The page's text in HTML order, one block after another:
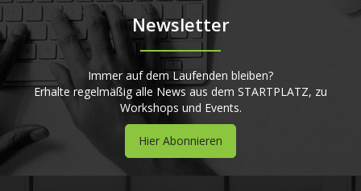
Newsletter
Immer auf dem Laufenden bleiben?
Erhalte regelmäßig alle News aus dem STARTPLATZ, zu
Workshops und Events.
Hier Abonnieren